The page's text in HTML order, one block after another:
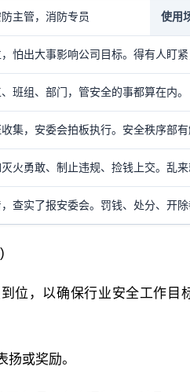
主管，消防专员 使用
怕出大事影响公司目标。得有人盯
班组、部门，管安全的事都算在内。
集，安委会拍板执行。安全秩序部
火勇敢、制止违规、捡钱上交。乱
查实了报安委会。罚钱、处分、开
位，以确保行业安全工作
或奖励。